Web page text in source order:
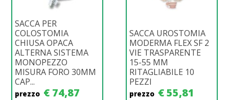
SACCA PER
COLOSTOMIA
CHIUSA OPACA
ALTERNA SISTEMA
MONOPEZZO
MISURA FORO 30MM
CAP...
prezzo € 74,87
SACCA UROSTOMIA
MODERMA FLEX SF 2
VIE TRASPARENTE
15-55 MM
RITAGLIABILE 10
PEZZI
prezzo € 55,81